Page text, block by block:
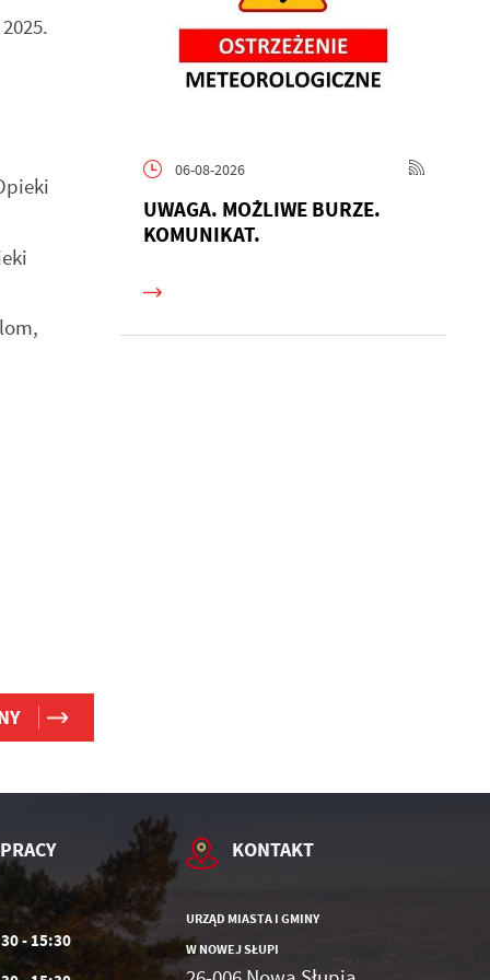
06-08-2026
UWAGA. MOŻLIWE BURZE.
KOMUNIKAT.
- 15:30
KONTAKT
URZĄD MIASTA I GMINY
W NOWEJ SŁUPI